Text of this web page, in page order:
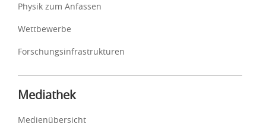
Physik zum Anfassen
Wettbewerbe
Forschungsinfrastrukturen
Mediathek
Medienübersicht